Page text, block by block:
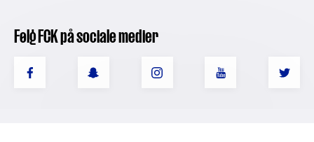
Følg FCK på sociale medier